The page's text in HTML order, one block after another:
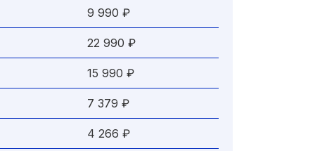
9 990 ₽
22 990 ₽
15 990 ₽
7 379 ₽
4 266 ₽